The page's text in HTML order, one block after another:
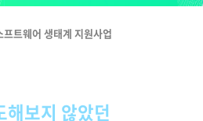
프트웨어 생태계 지원사업
해보지 않았던